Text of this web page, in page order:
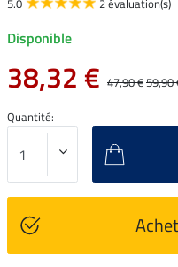
Disponible
38,32 € 47,90 €59,90
Quantité: